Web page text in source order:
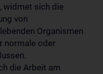
widmet sich die
von
Organismen
normale oder
die Arbeit am